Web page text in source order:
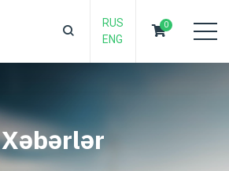
RUS
ENG
0
Xəbərlər